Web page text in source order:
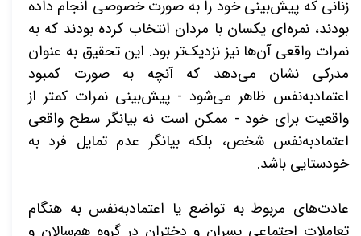
زنانی که پیش‌بینی خود را به صورت خصوصی انجام داده
بودند، نمره‌ای یکسان با مردان انتخاب کرده بودند که به
نمرات واقعی آن‌ها نیز نزدیک‌تر بود. این تحقیق به عنوان
مدرکی نشان می‌دهد که آنچه به صورت کمبود
اعتمادبه‌نفس ظاهر می‌شود - پیش‌بینی نمرات کمتر از
واقعیت برای خود - ممکن است نه بیانگر سطح واقعی
اعتمادبه‌نفس شخص، بلکه بیانگر عدم تمایل فرد به
خودستایی باشد.
عادت‌های مربوط به تواضع یا اعتمادبه‌نفس به هنگام
تعاملات اجتماعی پسران و دختران در گروه هم‌سالان و